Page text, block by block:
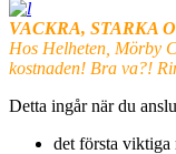
VACKRA, STARKA
Hos Helheten, Mörby
kostnaden! Bra va?!
Detta ingår när du
det första viktiga